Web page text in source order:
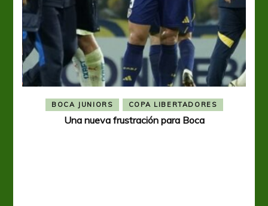
BOCA JUNIORS COPA LIBERTADORES
Una nueva frustración para Boca